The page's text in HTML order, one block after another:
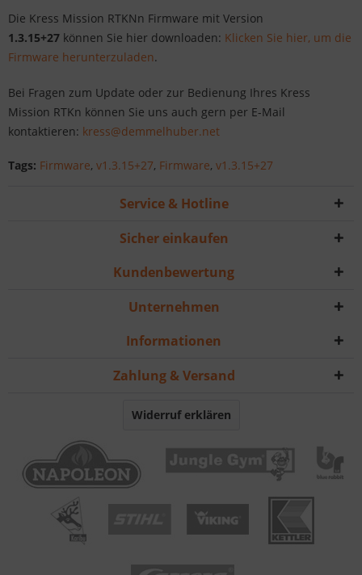
Die Kress Mission RTKNn Firmware mit Version
1.3.15+27 können Sie hier downloaden: Klicken Sie hier, um die
Firmware herunterzuladen.
Bei Fragen zum Update oder zur Bedienung Ihres Kress
Mission RTKn können Sie uns auch gern per E-Mail
kontaktieren: kress@demmelhuber.net
Tags: Firmware, v1.3.15+27, Firmware, v1.3.15+27
Service & Hotline
Sicher einkaufen
Kundenbewertung
Unternehmen
Informationen
Zahlung & Versand
Widerruf erklären